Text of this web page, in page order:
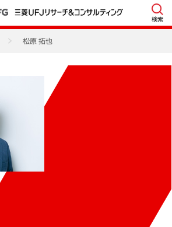
検索
松原 拓也